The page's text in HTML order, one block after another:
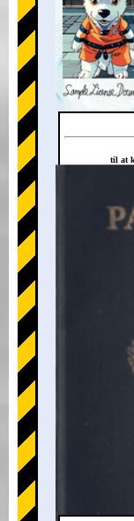
til at